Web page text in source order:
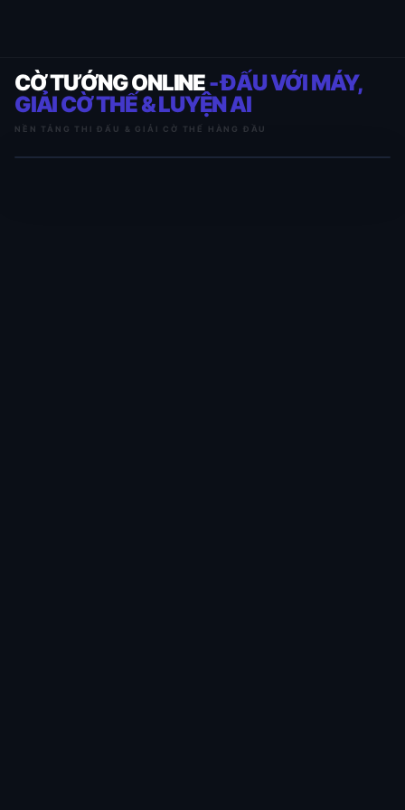
CỜ TƯỚNG ONLINE- ĐẤU VỚI MÁY,
GIẢI CỜ THẾ & LUYỆN AI
NỀN TẢNG THI ĐẤU & GIẢI CỜ THẾ HÀNG ĐẦU